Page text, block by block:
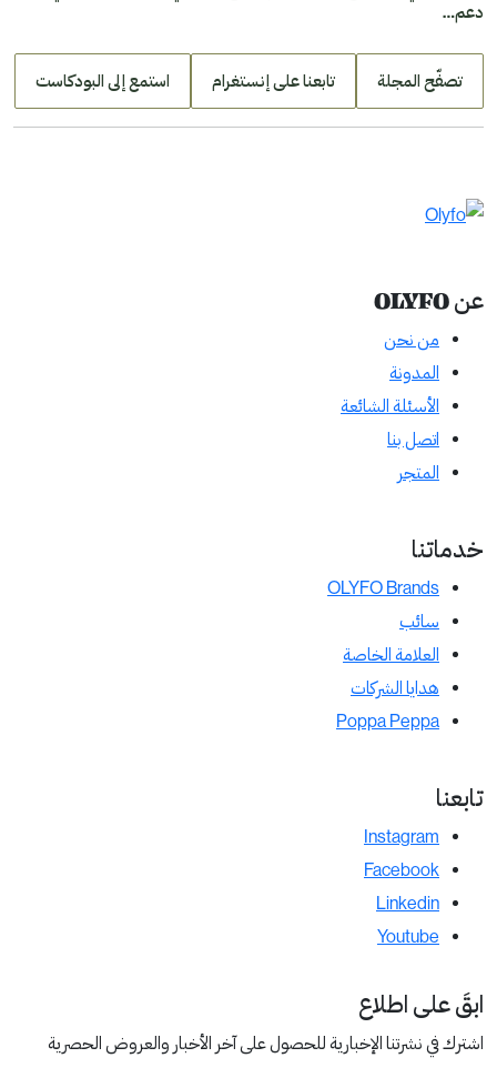
دعم…
تصفّح المجلة تابعنا على إنستغرام استمع إلى البودكاست
عن OLYFO
من نحن
المدونة
الأسئلة الشائعة
اتصل بنا
المتجر
خدماتنا
OLYFO Brands
سائب
العلامة الخاصة
هدايا الشركات
Poppa Peppa
تابعنا
Instagram
Facebook
Linkedin
Youtube
ابقَ على اطلاع
اشترك في نشرتنا الإخبارية للحصول على آخر الأخبار والعروض الحصرية